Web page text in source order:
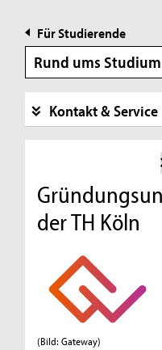
Für Studierende
Rund ums Studium
Kontakt & Service
der TH Köln
(Bild: Gateway)